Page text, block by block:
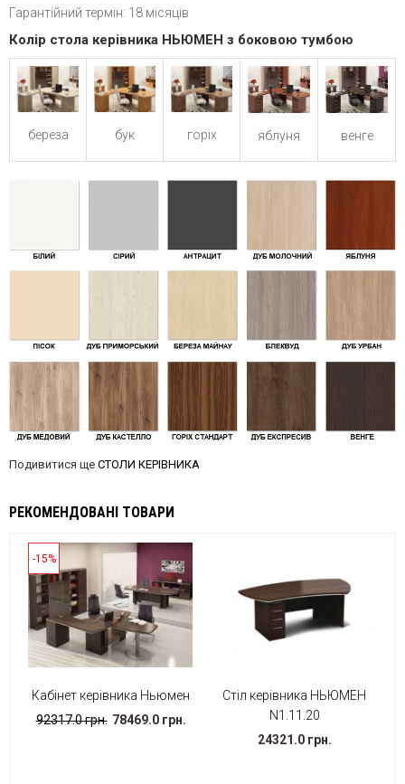
Гарантійний термін: 18 місяців
Колір стола керівника НЬЮМЕН з боковою тумбою
береза бук горіх яблуня венге
Подивитися ще СТОЛИ КЕРІВНИКА
РЕКОМЕНДОВАНІ ТОВАРИ
-15%
Кабінет керівника Ньюмен
92317.0 грн. 78469.0 грн.
Стіл керівника НЬЮМЕН
N1.11.20
24321.0 грн.